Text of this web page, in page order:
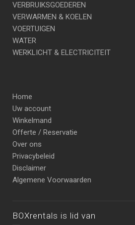
VERBRUIKSGOEDEREN
VERWARMEN & KOELEN
VOERTUIGEN
WATER
WERKLICHT & ELECTRICITEIT
Home
Uw account
Winkelmand
Offerte / Reservatie
Over ons
Privacybeleid
Disclaimer
Algemene Voorwaarden
BOXrentals is lid van